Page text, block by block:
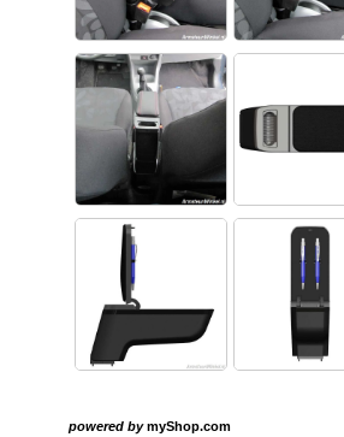
powered bymyShop.com